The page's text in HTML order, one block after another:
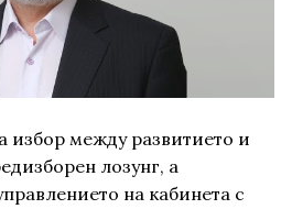
избор между развитието и
лозунг, а
на кабинета с